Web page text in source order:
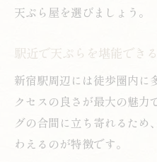
天ぷら屋を選びましょう。
駅近で天ぷらを堪能でき
新宿駅周辺には徒歩圏内に
クセスの良さが最大の魅力
グの合間に立ち寄れるため
わえるのが特徴です。